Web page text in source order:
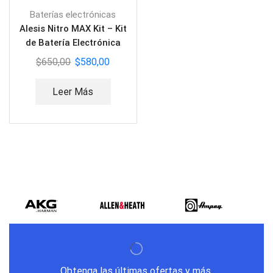
Baterías electrónicas
Alesis Nitro MAX Kit – Kit
de Batería Electrónica
$650,00 $580,00
Leer Más